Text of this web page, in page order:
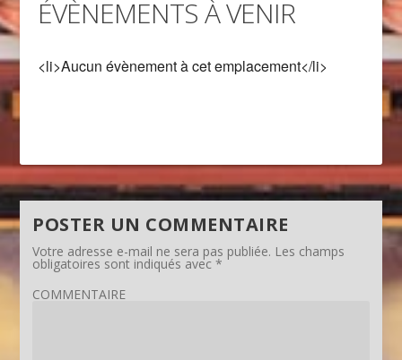
ÉVÈNEMENTS À VENIR
<li>Aucun évènement à cet emplacement</li>
POSTER UN COMMENTAIRE
Votre adresse e-mail ne sera pas publiée. Les champs
obligatoires sont indiqués avec*
COMMENTAIRE